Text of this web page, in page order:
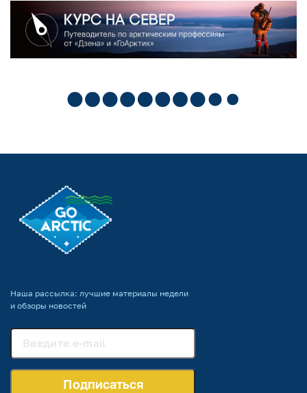
Наша рассылка: лучшие материалы недели
и обзоры новостей
Подписаться